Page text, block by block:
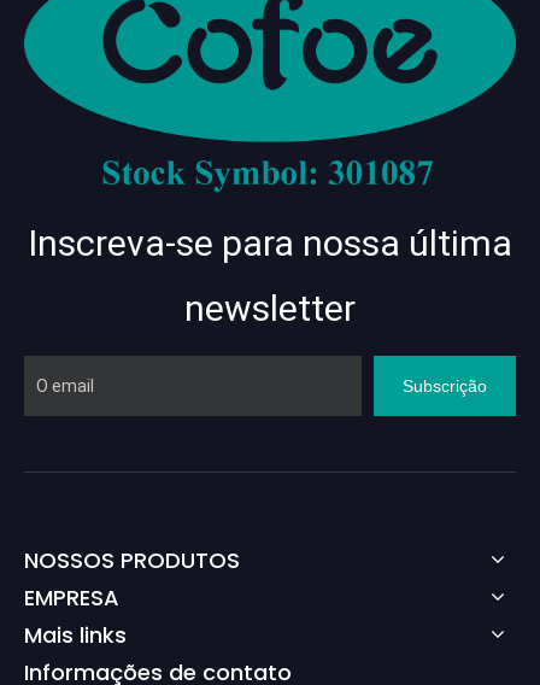
Inscreva-se para nossa última
newsletter
Subscrição
NOSSOS PRODUTOS
EMPRESA
Mais links
Informações de contato